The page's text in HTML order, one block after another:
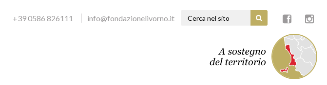
+39 0586 826111 info@fondazionelivorno.it